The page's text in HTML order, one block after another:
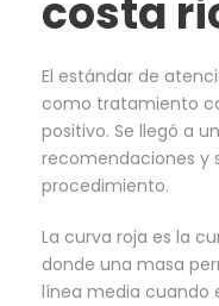
costa
El estándar de
como tratamiento
positivo. Se llegó a
recomendaciones y
procedimiento.
La curva roja es la
donde una masa
línea media cuando